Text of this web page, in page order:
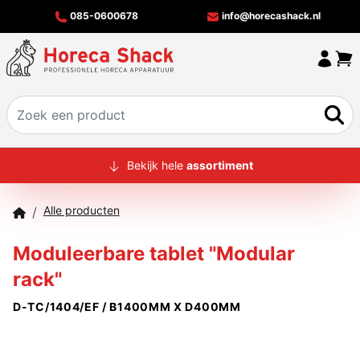
085-0600678 info@horecashack.nl
HOME
MERKEN
CONTACT
Bekijk hele assortiment
/ Alle producten
Moduleerbare tablet "Modular
rack"
D-TC/1404/EF / B1400MM X D400MM